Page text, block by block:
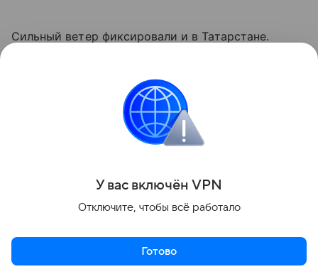
Сильный ветер фиксировали и в Татарстане.
погодных условий погиб 64-летний мужчина.
На него упало дерево во время ураганного ветра.
Его скорость достигала 17 метров в секунду,
а отдельные порывы — до 22 метров в секунду.
Поделиться
Актуальное Топ дня Видео
У вас включён VPN
Отключите, чтобы всё работало
Готово